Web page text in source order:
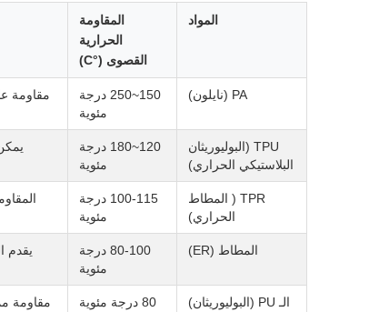
المواد
المقاومة
الحرارية
القصوى (°C)
PA (نايلون)
150~250 درجة
مئوية
مقاومة
TPU (البوليوريثان
البلاستيكي الحراري)
120~180 درجة
مئوية
TPR ( المطاط
الحراري)
100-115 درجة
مئوية
المطاط (ER)
80-100 درجة
مئوية
يقدم
الـ PU (البوليوريثان) 80 درجة مئوية